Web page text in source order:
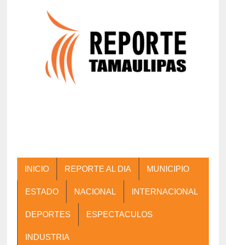
INICIO REPORTE AL DIA MUNICIPIO
ESTADO NACIONAL INTERNACIONAL
DEPORTES ESPECTACULOS
INDUSTRIA